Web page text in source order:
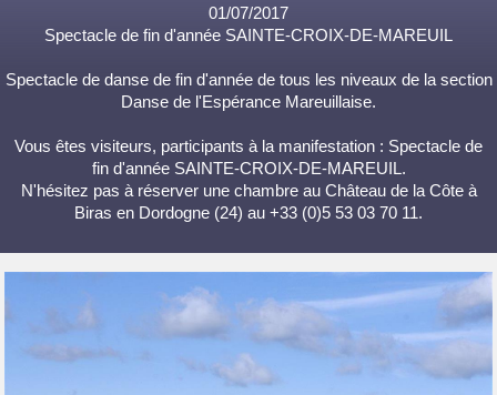
01/07/2017
Spectacle de fin d'année SAINTE-CROIX-DE-MAREUIL
Spectacle de danse de fin d'année de tous les niveaux de la section
Danse de l'Espérance Mareuillaise.
Vous êtes visiteurs, participants à la manifestation : Spectacle de
fin d'année SAINTE-CROIX-DE-MAREUIL.
N'hésitez pas à réserver une chambre au Château de la Côte à
Biras en Dordogne (24) au +33 (0)5 53 03 70 11.